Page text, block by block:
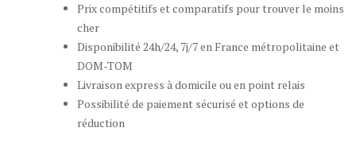
Prix compétitifs et comparatifs pour trouver le moins
cher
Disponibilité 24h/24, 7j/7 en France métropolitaine et
DOM-TOM
Livraison express à domicile ou en point relais
Possibilité de paiement sécurisé et options de
réduction